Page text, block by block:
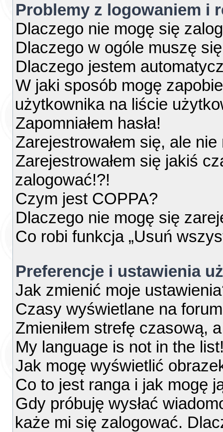
Problemy z logowaniem i
Dlaczego nie mogę się
Dlaczego w ogóle muszę
Dlaczego jestem
W jaki sposób mogę
użytkownika na liście
Zapomniałem hasła!
Zarejestrowałem się, ale
Zarejestrowałem się jakiś
zalogować!?!
Czym jest COPPA?
Dlaczego nie mogę się
Co robi funkcja „Usuń
Preferencje i ustawienia
Jak zmienić moje
Czasy wyświetlane na
Zmieniłem strefę czasową,
My language is not in the
Jak mogę wyświetlić
Co to jest ranga i jak mogę
Gdy próbuję wysłać
każe mi się zalogować.